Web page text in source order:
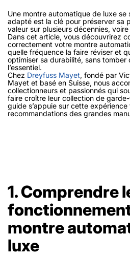
Une montre automatique de luxe se
adapté est la clé pour préserver sa
valeur sur plusieurs décennies,
Dans cet article, vous découvrirez
correctement votre montre
quelle fréquence la faire réviser et
optimiser sa durabilité, sans tomber
l’essentiel.
Chez Dreyfuss Mayet, fondé par
Mayet et basé en Suisse, nous
collectionneurs et passionnés qui
faire croître leur collection de
guide s’appuie sur cette
recommandations des grandes
1. Comprendre
fonctionnement
montre
luxe